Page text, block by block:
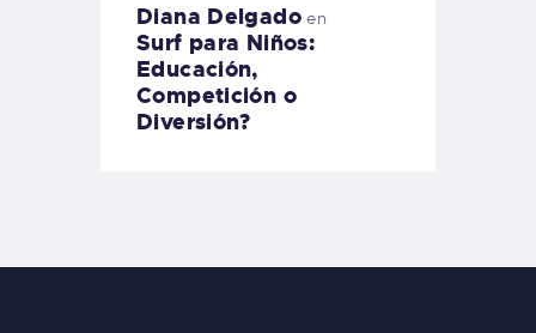
Diana Delgadoen
Surf para Niños:
Educación,
Competición o
Diversión?